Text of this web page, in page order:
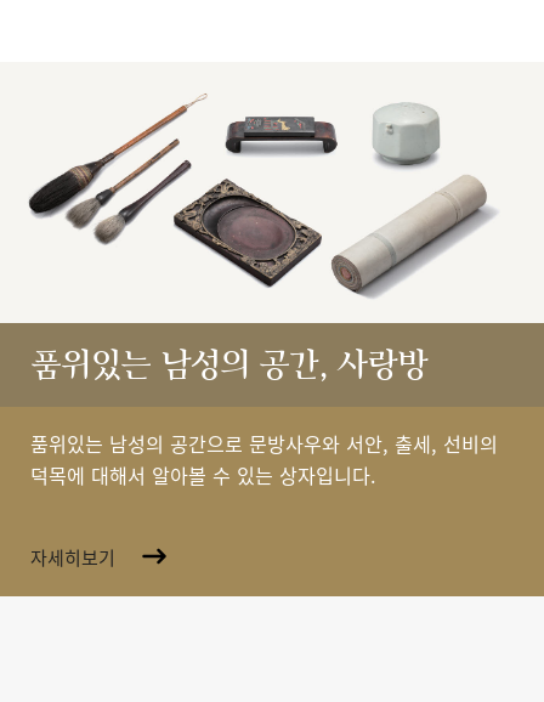
품위있는 남성의 공간, 사랑방
품위있는 남성의 공간으로 문방사우와 서안, 출세, 선비의
덕목에 대해서 알아볼 수 있는 상자입니다.
자세히보기